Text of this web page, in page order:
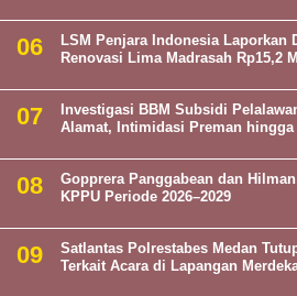
LSM Penjara Indonesia Laporkan
Renovasi Lima Madrasah Rp15,2
Investigasi BBM Subsidi
Alamat, Intimidasi Preman hingga
Gopprera Panggabean dan
KPPU Periode 2026–2029
Satlantas Polrestabes Medan
Terkait Acara di Lapangan